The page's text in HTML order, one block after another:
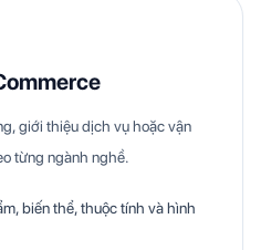
giới thiệu dịch vụ hoặc vận
từng ngành nghề.
biến thể, thuộc tính và hình